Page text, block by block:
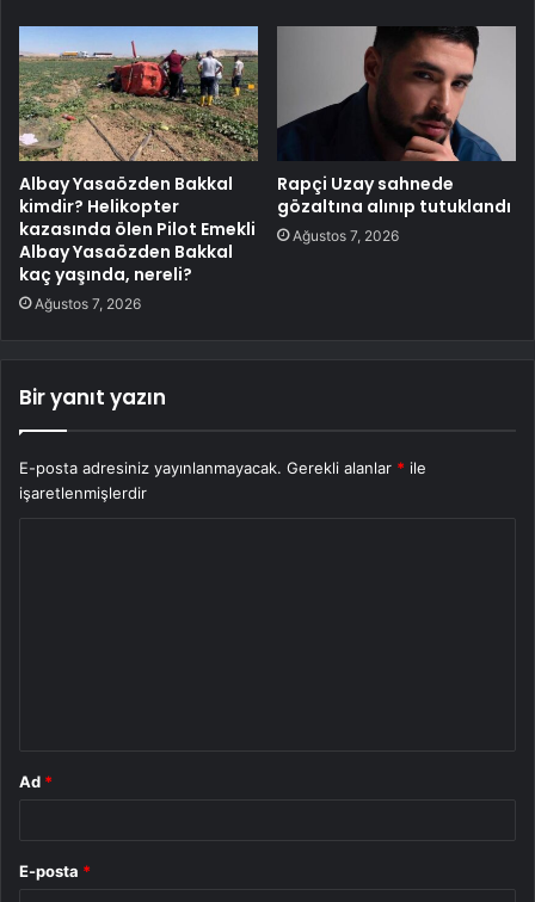
Albay Yasaözden Bakkal
kimdir? Helikopter
kazasında ölen Pilot Emekli
Albay Yasaözden Bakkal
kaç yaşında, nereli?
Ağustos 7, 2026
Rapçi Uzay sahnede
gözaltına alınıp tutuklandı
Ağustos 7, 2026
Bir yanıt yazın
E-posta adresiniz yayınlanmayacak. Gerekli alanlar * ile
işaretlenmişlerdir
Ad *
E-posta *